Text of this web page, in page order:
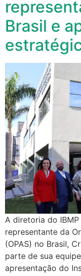
Brasil e
A diretoria do
representante da
(OPAS) no Brasil,
parte de sua
apresentação do